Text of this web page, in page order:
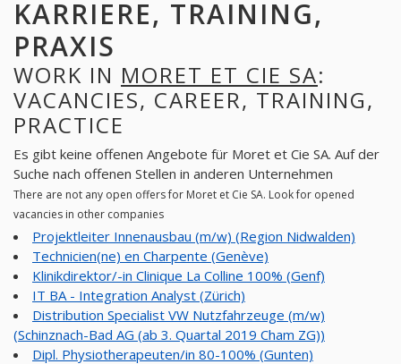
KARRIERE, TRAINING,
PRAXIS
WORK IN MORET ET CIE SA:
VACANCIES, CAREER, TRAINING,
PRACTICE
Es gibt keine offenen Angebote für Moret et Cie SA. Auf der
Suche nach offenen Stellen in anderen Unternehmen
There are not any open offers for Moret et Cie SA. Look for opened
vacancies in other companies
Projektleiter Innenausbau (m/w) (Region Nidwalden)
Technicien(ne) en Charpente (Genève)
Klinikdirektor/-in Clinique La Colline 100% (Genf)
IT BA - Integration Analyst (Zürich)
Distribution Specialist VW Nutzfahrzeuge (m/w)
(Schinznach-Bad AG (ab 3. Quartal 2019 Cham ZG))
Dipl. Physiotherapeuten/in 80-100% (Gunten)